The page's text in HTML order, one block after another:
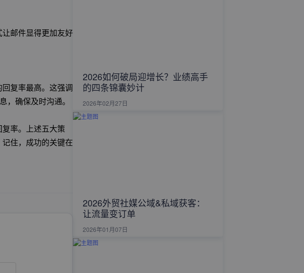
邮件显得更加友好
复率最高。这强调
，确保及时沟通。
率。上述五大策
住，成功的关键在
2026如何破局迎增长？业绩高手
的四条锦囊妙计
2026年02月27日
2026外贸社媒公域&私域获客：
让流量变订单
2026年01月07日